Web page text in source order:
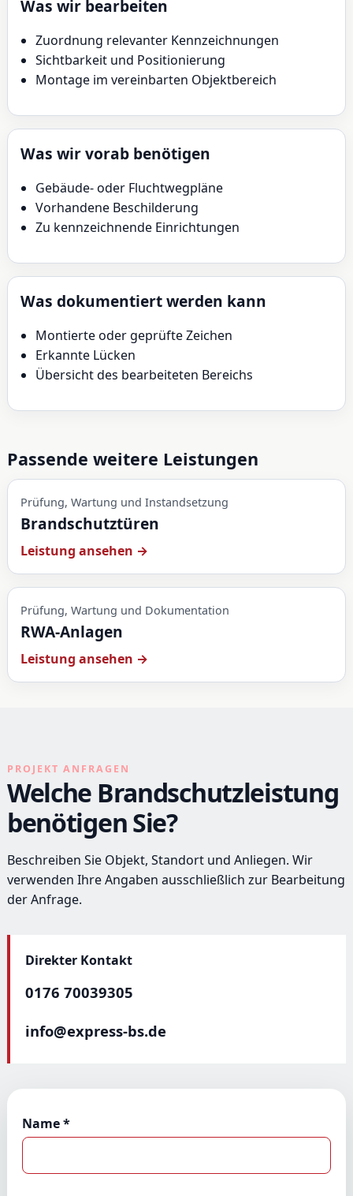
Was wir bearbeiten
Zuordnung relevanter Kennzeichnungen
Sichtbarkeit und Positionierung
Montage im vereinbarten Objektbereich
Was wir vorab benötigen
Gebäude- oder Fluchtwegpläne
Vorhandene Beschilderung
Zu kennzeichnende Einrichtungen
Was dokumentiert werden kann
Montierte oder geprüfte Zeichen
Erkannte Lücken
Übersicht des bearbeiteten Bereichs
Passende weitere Leistungen
Prüfung, Wartung und Instandsetzung
Brandschutztüren
Leistung ansehen →
Prüfung, Wartung und Dokumentation
RWA-Anlagen
Leistung ansehen →
PROJEKT ANFRAGEN
Welche Brandschutzleistung
benötigen Sie?
Beschreiben Sie Objekt, Standort und Anliegen. Wir
verwenden Ihre Angaben ausschließlich zur Bearbeitung
der Anfrage.
Direkter Kontakt
0176 70039305
info@express-bs.de
Name *